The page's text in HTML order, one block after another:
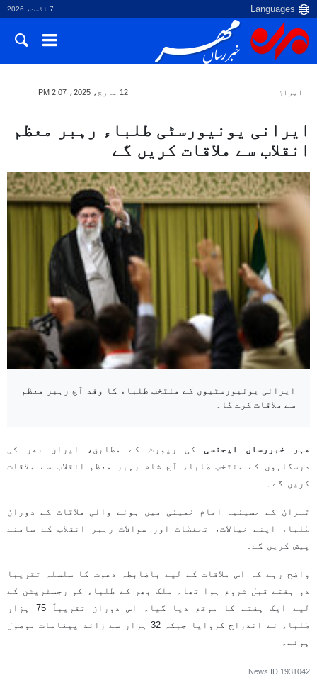
7 اگست، 2026
ایران 12 مارچ، 2025، 2:07 PM
ایرانی یونیورسٹی طلباء رہبر معظم
انقلاب سے ملاقات کریں گے
ایرانی یونیورسٹیوں کے منتخب طلباء کا وفد آج رہبر معظم
سے ملاقات کرے گا۔
مہر خبررساں ایجنسی کی رپورٹ کے مطابق، ایران بھر کی
درسگاہوں کے منتخب طلباء آج شام رہبر معظم انقلاب سے ملاقات
کریں گے۔
تہران کے حسینیہ امام خمینی میں ہونے والی ملاقات کے دوران
طلباء اپنے خیالات، تحفظات اور سوالات رہبر انقلاب کے سامنے
پیش کریں گے۔
واضح رہے کہ اس ملاقات کے لیے باضابطہ دعوت کا سلسلہ تقریبا
دو ہفتے قبل شروع ہوا تھا۔ ملک بھر کے طلباء کو رجسٹریشن کے
لیے ایک ہفتے کا موقع دیا گیا۔ اس دوران تقریباً 75 ہزار
طلباء نے اندراج کروایا جبکہ 32 ہزار سے زائد پیغامات موصول
ہوئے۔
News ID 1931042